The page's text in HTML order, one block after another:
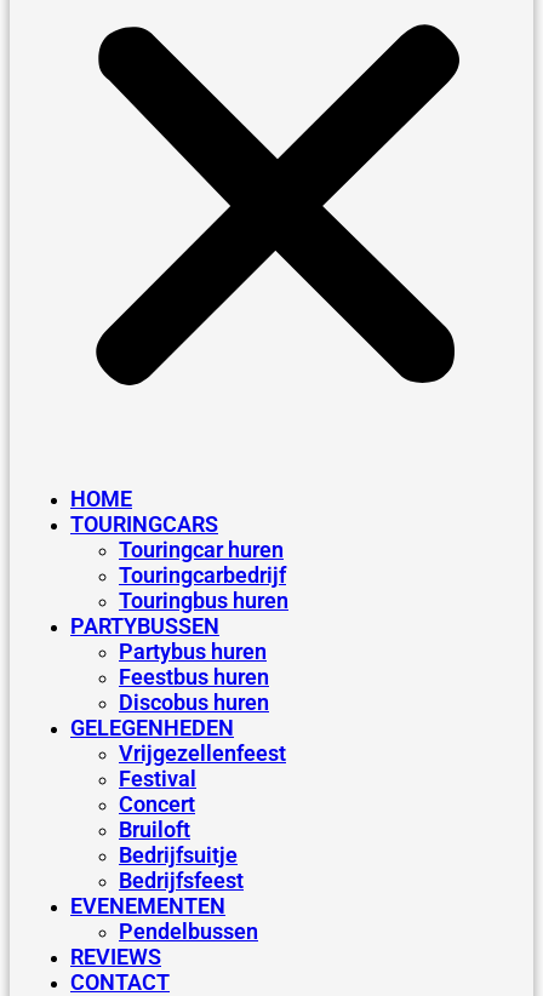
HOME
TOURINGCARS
Touringcar huren
Touringcarbedrijf
Touringbus huren
PARTYBUSSEN
Partybus huren
Feestbus huren
Discobus huren
GELEGENHEDEN
Vrijgezellenfeest
Festival
Concert
Bruiloft
Bedrijfsuitje
Bedrijfsfeest
EVENEMENTEN
Pendelbussen
REVIEWS
CONTACT